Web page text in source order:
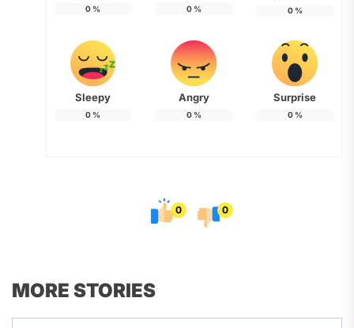
0 % 0% 0%
Sleepy
0 %
Angry
0%
Surprise
0%
0 0
MORE STORIES